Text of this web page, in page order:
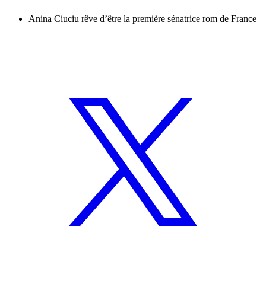
Anina Ciuciu rêve d’être la première sénatrice rom de France